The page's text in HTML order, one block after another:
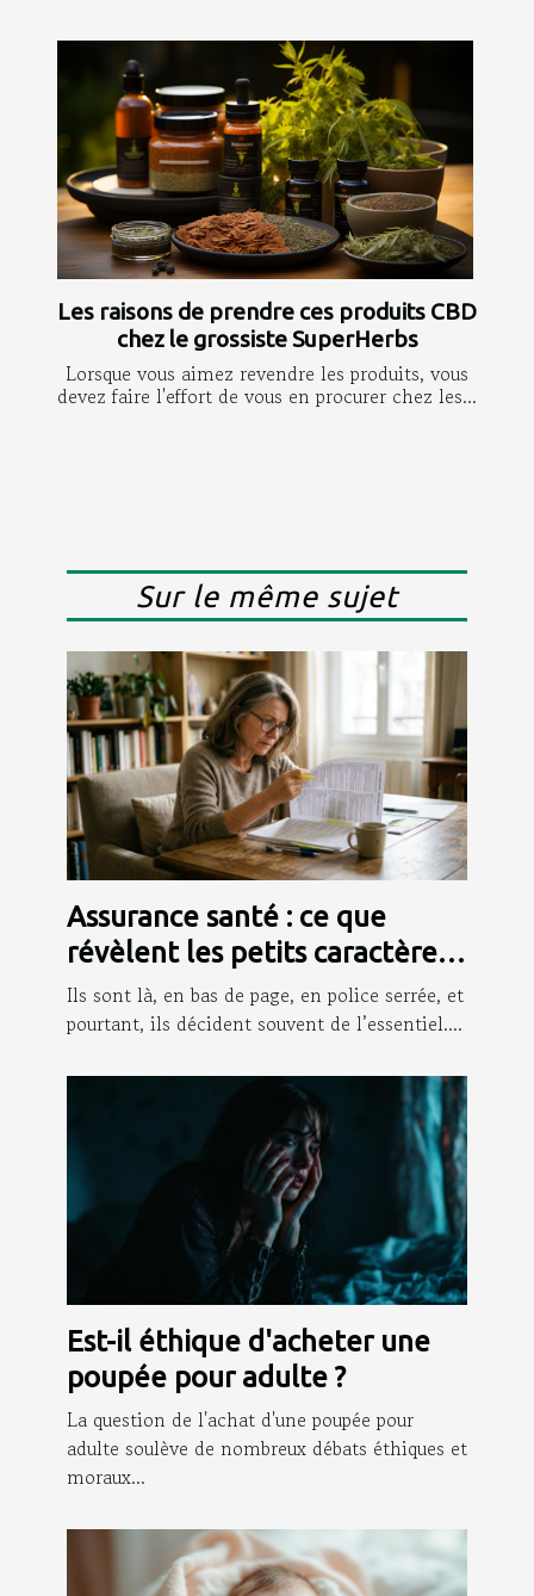
Les raisons de prendre ces produits CBD
chez le grossiste SuperHerbs
Lorsque vous aimez revendre les produits, vous
devez faire l'effort de vous en procurer chez les...
Sur le même sujet
Assurance santé : ce que
révèlent les petits caractères
que personne ne lit
Ils sont là, en bas de page, en police serrée, et
pourtant, ils décident souvent de l’essentiel....
Est-il éthique d'acheter une
poupée pour adulte ?
La question de l'achat d'une poupée pour
adulte soulève de nombreux débats éthiques et
moraux...